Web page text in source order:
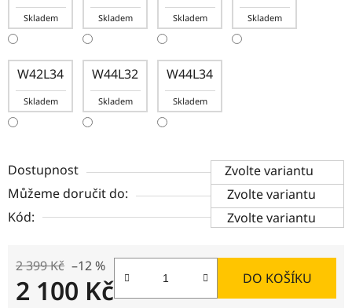
Skladem Skladem Skladem Skladem
W42L34
Skladem
W44L32
Skladem
W44L34
Skladem
Dostupnost
Zvolte variantu
Můžeme doručit do:
Zvolte variantu
Kód:
Zvolte variantu
2 399 Kč –12 %
2 100 Kč DO KOŠÍKU